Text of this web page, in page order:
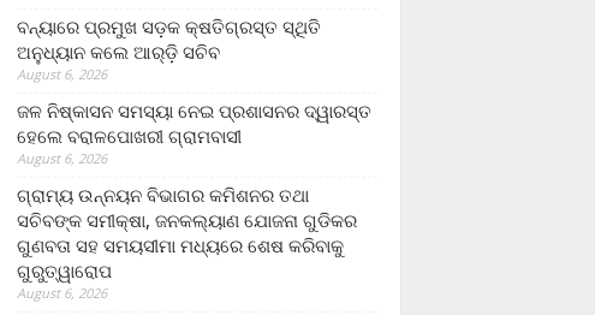
ବନ୍ୟାରେ ପ୍ରମୁଖ ସଡ଼କ କ୍ଷତିଗ୍ରସ୍ତ ସ୍ଥିତି
ଅନୁଧ୍ୟାନ କଲେ ଆର୍‌ଡ଼ି ସଚିବ
August 6, 2026
ଜଳ ନିଷ୍କାସନ ସମସ୍ୟା ନେଇ ପ୍ରଶାସନର ଦ୍ୱାରସ୍ତ
ହେଲେ ବରାଳପୋଖରୀ ଗ୍ରାମବାସୀ
August 6, 2026
ଗ୍ରାମ୍ୟ ଉନ୍ନୟନ ବିଭାଗର କମିଶନର ତଥା
ସଚିବଙ୍କ ସମୀକ୍ଷା, ଜନକଲ୍ୟାଣ ଯୋଜନା ଗୁଡିକର
ଗୁଣବତା ସହ ସମୟସୀମା ମଧ୍ୟରେ ଶେଷ କରିବାକୁ
ଗୁରୁତ୍ୱାରୋପ
August 6, 2026